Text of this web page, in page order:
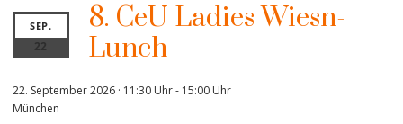
SEP.
22
8. CeU Ladies Wiesn-
Lunch
22. September 2026 · 11:30 Uhr- 15:00 Uhr
München